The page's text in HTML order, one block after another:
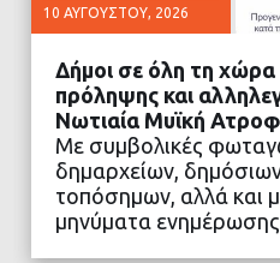
10 ΑΥΓΟΎΣΤΟΥ, 2026
ΔΙΑΒΑΣΤΕ
Δήμοι σε όλη τη χώρα
πρόληψης και
Νωτιαία Μυϊκή
Με συμβολικές
δημαρχείων, δημόσιων
τοπόσημων, αλλά και
μηνύματα